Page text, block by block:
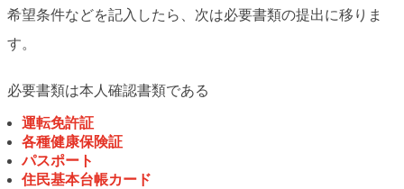
希望条件などを記入したら、次は必要書類の提出に移りま
す。
必要書類は本人確認書類である
運転免許証
各種健康保険証
パスポート
住民基本台帳カード